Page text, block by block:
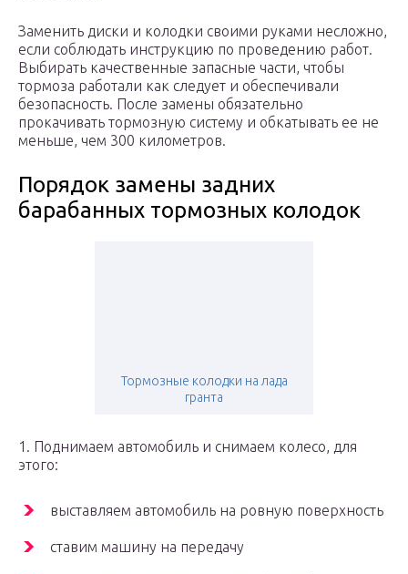
Заменить диски и колодки своими руками несложно,
если соблюдать инструкцию по проведению работ.
Выбирать качественные запасные части, чтобы
тормоза работали как следует и обеспечивали
безопасность. После замены обязательно
прокачивать тормозную систему и обкатывать ее не
меньше, чем 300 километров.
Порядок замены задних
барабанных тормозных колодок
Тормозные колодки на лада
гранта
1. Поднимаем автомобиль и снимаем колесо, для
этого:
выставляем автомобиль на ровную поверхность
ставим машину на передачу